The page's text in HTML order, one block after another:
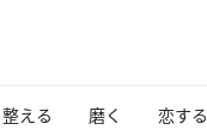
整える 磨く 恋する